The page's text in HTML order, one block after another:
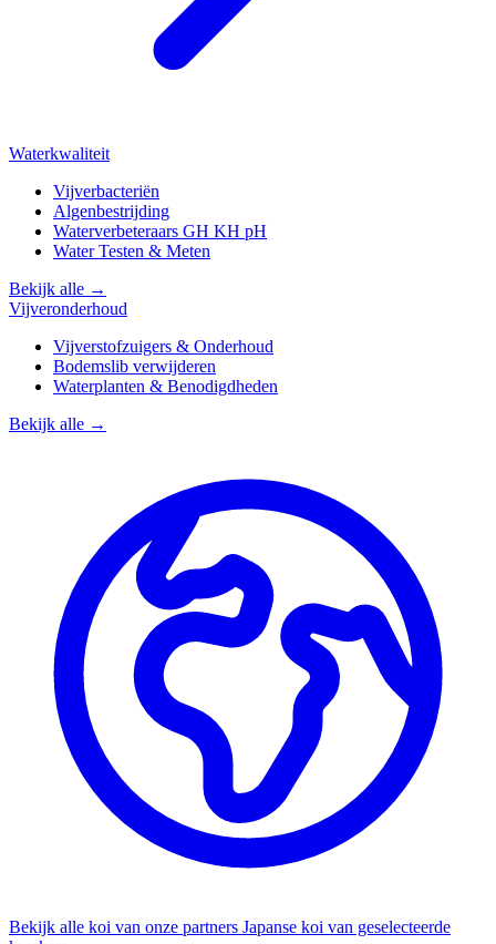
Waterkwaliteit
Vijverbacteriën
Algenbestrijding
Waterverbeteraars GH KH pH
Water Testen & Meten
Bekijk alle →
Vijveronderhoud
Vijverstofzuigers & Onderhoud
Bodemslib verwijderen
Waterplanten & Benodigdheden
Bekijk alle →
Bekijk alle koi van onze partners Japanse koi van geselecteerde